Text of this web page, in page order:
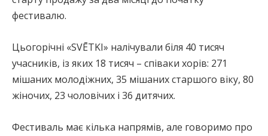
фестивалю.
Цьогорічні «SVĒTKI» налічували біля 40 тисяч
учасників, із яких 18 тисяч – співаки хорів: 271
мішаних молодіжних, 35 мішаних старшого віку, 80
жіночих, 23 чоловічих і 36 дитячих.
Фестиваль має кілька напрямів, але говоримо про